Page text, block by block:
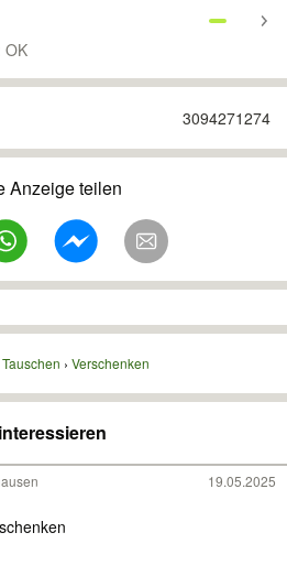
OK
3094271274
Anzeige teilen
Verschenken
19.05.2025